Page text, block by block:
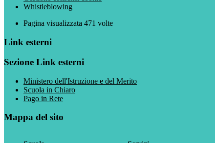
Whistleblowing
Pagina visualizzata 471 volte
Link esterni
Sezione Link esterni
Ministero dell'Istruzione e del Merito
Scuola in Chiaro
Pago in Rete
Mappa del sito